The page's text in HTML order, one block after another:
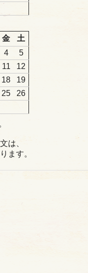
金
土
4
5
11
12
18
19
25
26
は、
ます。